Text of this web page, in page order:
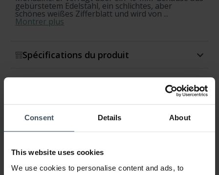
Consent Details About
This website uses cookies
We use cookies to personalise content and ads, to
gebürstetem Edelstahl, ein schlichtes, aber
schönes weißes Zifferblatt und wird von ...
Montrer plus
Spécifications du produit
Disponibilité et expédition
Retour et échange
Garantie